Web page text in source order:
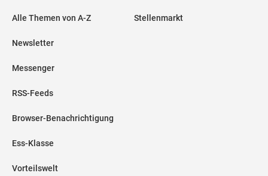
Alle Themen von A-Z
Newsletter
Messenger
RSS-Feeds
Browser-Benachrichtigung
Ess-Klasse
Vorteilswelt
Stellenmarkt